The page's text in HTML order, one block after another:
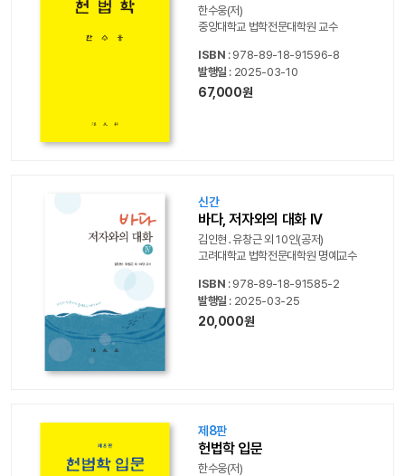
한수웅(저)
중앙대학교 법학전문대학원 교수
ISBN : 978-89-18-91596-8
발행일 : 2025-03-10
67,000원
신간
바다, 저자와의 대화 IV
김인현․유창근 외 10인(공저)
고려대학교 법학전문대학원 명예교수
ISBN : 978-89-18-91585-2
발행일 : 2025-03-25
20,000원
제8판
헌법학 입문
한수웅(저)